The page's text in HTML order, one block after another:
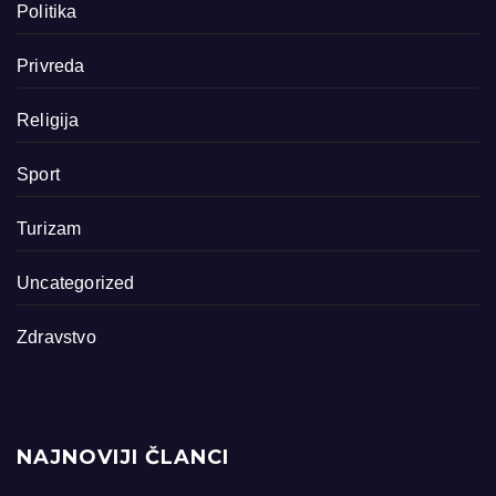
Politika
Privreda
Religija
Sport
Turizam
Uncategorized
Zdravstvo
NAJNOVIJI ČLANCI